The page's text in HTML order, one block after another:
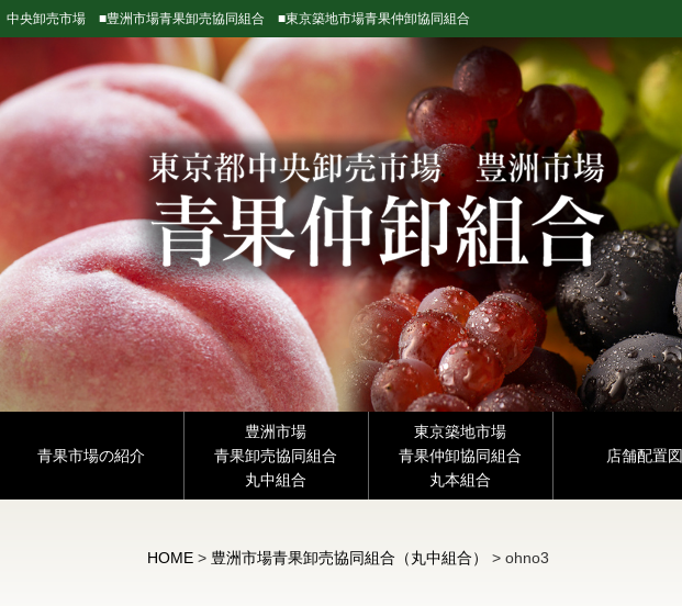
中央卸売市場 ■豊洲市場青果卸売協同組合 ■東京築地市場青果仲卸協同組合
青果市場の紹介
豊洲市場
青果卸売協同組合
丸中組合
東京築地市場
青果仲卸協同組合
丸本組合
店舗配置図
HOME > 豊洲市場青果卸売協同組合（丸中組合） >ohno3